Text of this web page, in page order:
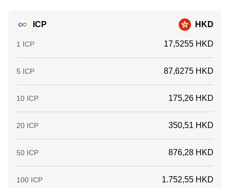
ICP HKD
1 ICP 17,5255 HKD
5 ICP 87,6275 HKD
10 ICP 175,26 HKD
20 ICP 350,51 HKD
50 ICP 876,28 HKD
100 ICP 1.752,55 HKD